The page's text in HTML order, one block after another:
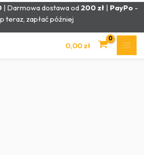
| Darmowa dostawa od 200 zł | PayPo -
teraz, zapłać później
0,00 zł